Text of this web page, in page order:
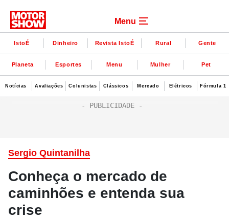
Menu
IstoÉ Dinheiro Revista IstoÉ Rural Gente
Planeta Esportes Menu Mulher Pet
Notícias Avaliações Colunistas Clássicos Mercado Elétricos Fórmula 1
Sergio Quintanilha
Conheça o mercado de
caminhões e entenda sua
crise